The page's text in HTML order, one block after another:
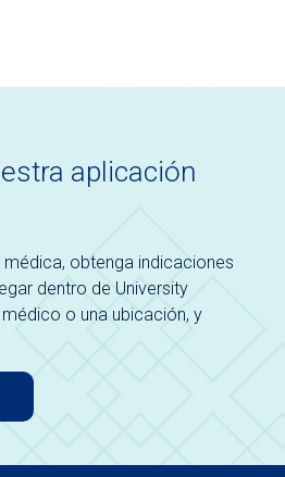
aplicación
obtenga indicaciones
dentro de University
o una ubicación, y